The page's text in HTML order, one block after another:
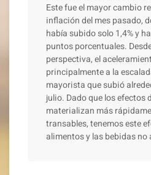
Este fue el mayor cambio
inflación del mes pasado,
había subido solo 1,4% y
puntos porcentuales.
perspectiva, el
principalmente a la
mayorista que subió
julio. Dado que los efectos
materializan más
transables, tenemos este
alimentos y las bebidas no